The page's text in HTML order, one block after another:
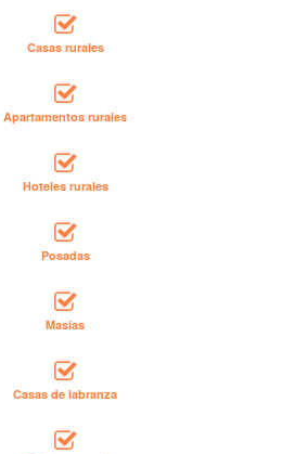
Casas rurales
Apartamentos rurales
Hoteles rurales
Posadas
Masías
Casas de labranza